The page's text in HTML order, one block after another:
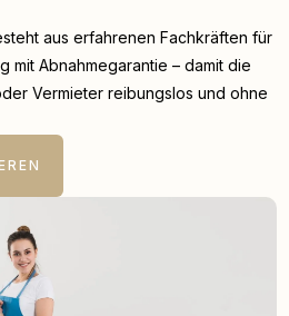
aus erfahrenen Fachkräften für
mit Abnahmegarantie – damit die
Vermieter reibungslos und ohne